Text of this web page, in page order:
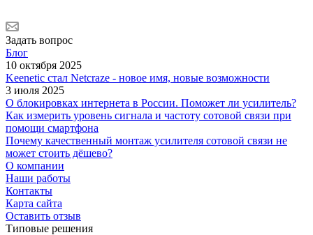
Задать вопрос
Блог
10 октября 2025
Keenetic стал Netcraze - новое имя, новые возможности
3 июля 2025
О блокировках интернета в России. Поможет ли усилитель?
Как измерить уровень сигнала и частоту сотовой связи при
помощи смартфона
Почему качественный монтаж усилителя сотовой связи не
может стоить дёшево?
О компании
Наши работы
Контакты
Карта сайта
Оставить отзыв
Типовые решения